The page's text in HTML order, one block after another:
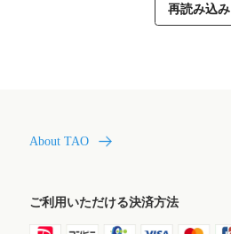
再読み込み
About TAO
ご利用いただける決済方法